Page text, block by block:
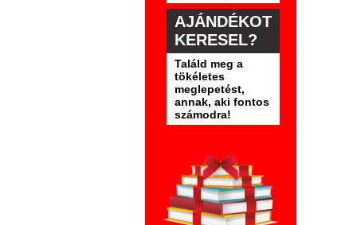
AJÁNDÉKOT
KERESEL?
Találd meg a
tökéletes
meglepetést,
annak, aki fontos
számodra!